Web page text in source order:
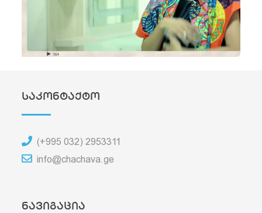
საკონტაქტო
(+995 032) 2953311
info@chachava.ge
ნავიგაცია